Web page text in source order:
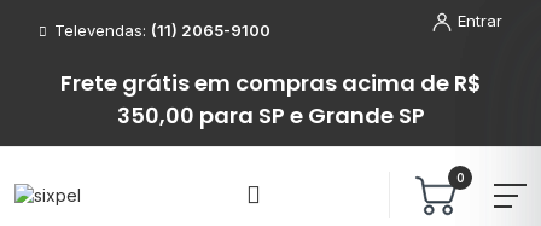
Televendas: (11) 2065-9100
Frete grátis em compras acima de R$
350,00 para SP e Grande SP
Entrar
0